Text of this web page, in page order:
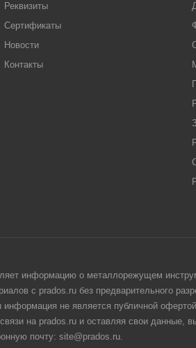
Реквизиты
Сертификаты
Новости
Контакты
информацию о металлорежущем
с prados.ru без предварительного
информация не является публичной
на prados.ru и оставляя свои данные,
почту: site@prados.ru.